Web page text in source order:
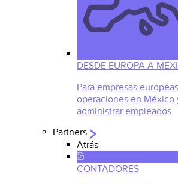
DESDE EUROPA A
Para empresas
operaciones en México
administrar empleados
Partners
Atrás
CONTADORES